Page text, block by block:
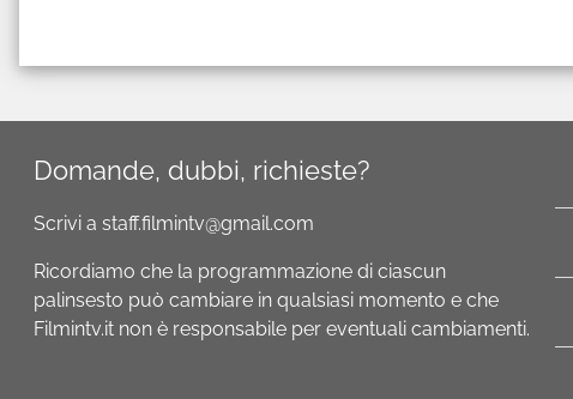
Domande, dubbi, richieste?
Scrivi a staff.filmintv@gmail.com
Ricordiamo che la programmazione di ciascun
palinsesto può cambiare in qualsiasi momento e che
Filmintv.it non è responsabile per eventuali cambiamenti.